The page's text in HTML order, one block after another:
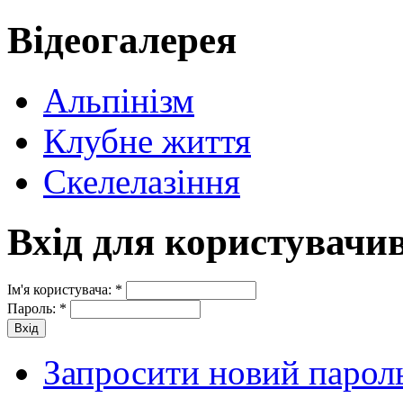
Відеогалерея
Альпінізм
Клубне життя
Скелелазіння
Вхід для
Ім'я користувача: *
Пароль: *
Запросити новий